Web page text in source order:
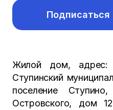
Подписаться
Жилой дом, адрес:
Ступинский
поселение
Островского, дом